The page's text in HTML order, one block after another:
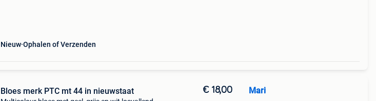
Nieuw Ophalen of Verzenden
Bloes merk PTC mt 44 in nieuwstaat € 18,00 Mari